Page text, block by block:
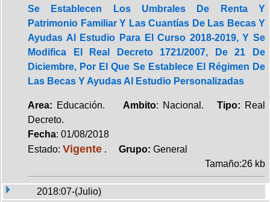
Se Establecen Los Umbrales De Renta Y
Patrimonio Familiar Y Las Cuantías De Las Becas Y
Ayudas Al Estudio Para El Curso 2018-2019, Y Se
Modifica El Real Decreto 1721/2007, De 21 De
Diciembre, Por El Que Se Establece El Régimen De
Las Becas Y Ayudas Al Estudio Personalizadas
Area: Educación. Ambito: Nacional. Tipo: Real
Decreto.
Fecha: 01/08/2018
Estado: Vigente . Grupo: General
Tamaño:26 kb
2018:07-(Julio)